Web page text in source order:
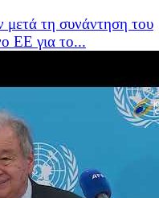
τη συνάντηση του
ΕΕ για το...